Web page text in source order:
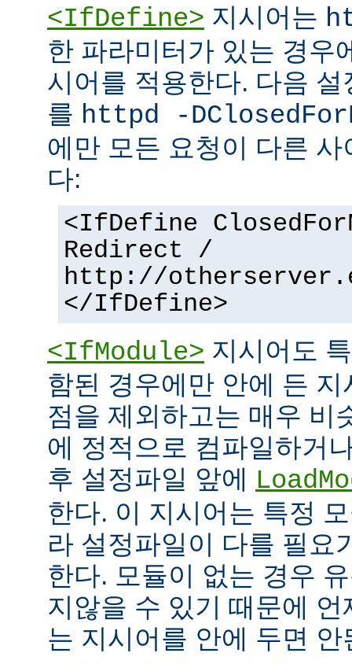
<IfDefine> 지시어는
한 파라미터가 있는 경우
시어를 적용한다. 다음
를 httpd -
에만 모든 요청이 다른
다:
<IfDefine
Redirect /
http://
</IfDefine>
<IfModule> 지시어도
함된 경우에만 안에 든
점을 제외하고는 매우 비
에 정적으로 컴파일하거
후 설정파일 앞에
한다. 이 지시어는 특정
라 설정파일이 다를 필요
한다. 모듈이 없는 경우
지않을 수 있기 때문에
는 지시어를 안에 두면 안